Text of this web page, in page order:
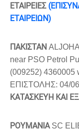
ΕΤΑΙΡΕΙΕΣ
ΕΤΑΙΡΕΙΩΝ)
ΠΑΚΙΣΤΑΝ
near PSO Petrol
(009252)
ΕΠΙΣΤΟΛΗΣ: 04/
ΚΑΤΑΣΚΕΥΗ ΚΑΙ
ΡΟΥΜΑΝΙΑSC